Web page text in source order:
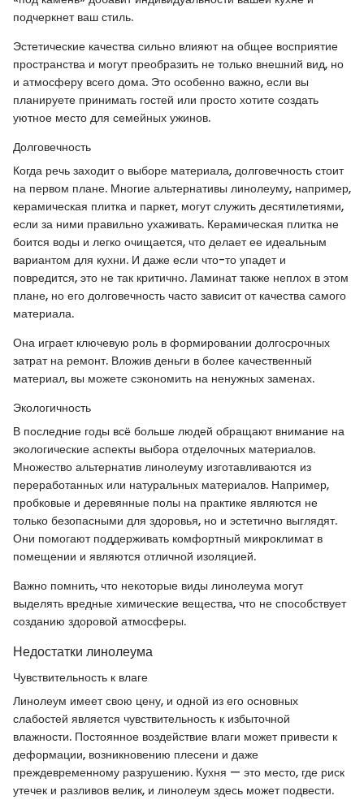
подчеркнет ваш стиль.
Эстетические качества сильно влияют на общее восприятие
пространства и могут преобразить не только внешний вид, но
и атмосферу всего дома. Это особенно важно, если вы
планируете принимать гостей или просто хотите создать
уютное место для семейных ужинов.
Долговечность
Когда речь заходит о выборе материала, долговечность стоит
на первом плане. Многие альтернативы линолеуму, например,
керамическая плитка и паркет, могут служить десятилетиями,
если за ними правильно ухаживать. Керамическая плитка не
боится воды и легко очищается, что делает ее идеальным
вариантом для кухни. И даже если что-то упадет и
повредится, это не так критично. Ламинат также неплох в этом
плане, но его долговечность часто зависит от качества самого
материала.
Она играет ключевую роль в формировании долгосрочных
затрат на ремонт. Вложив деньги в более качественный
материал, вы можете сэкономить на ненужных заменах.
Экологичность
В последние годы всё больше людей обращают внимание на
экологические аспекты выбора отделочных материалов.
Множество альтернатив линолеуму изготавливаются из
переработанных или натуральных материалов. Например,
пробковые и деревянные полы на практике являются не
только безопасными для здоровья, но и эстетично выглядят.
Они помогают поддерживать комфортный микроклимат в
помещении и являются отличной изоляцией.
Важно помнить, что некоторые виды линолеума могут
выделять вредные химические вещества, что не способствует
созданию здоровой атмосферы.
Недостатки линолеума
Чувствительность к влаге
Линолеум имеет свою цену, и одной из его основных
слабостей является чувствительность к избыточной
влажности. Постоянное воздействие влаги может привести к
деформации, возникновению плесени и даже
преждевременному разрушению. Кухня — это место, где риск
утечек и разливов велик, и линолеум здесь может подвести.